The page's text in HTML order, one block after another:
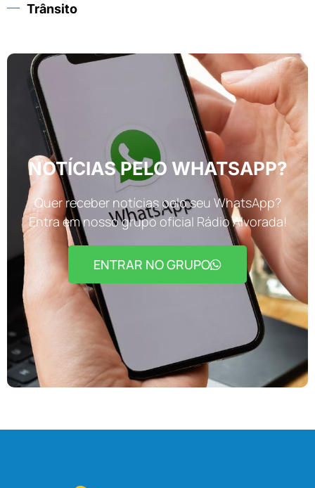
Trânsito
NOTÍCIAS PELO WHATSAPP?
Quer receber notícias pelo seu WhatsApp?
Entra em nosso grupo oficial Rádio Alvorada!
ENTRAR NO GRUPO